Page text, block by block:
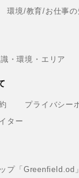
環境/教育/お仕事の
・環境・エリア
プライバシー
ター
プ「Greenfield.od」